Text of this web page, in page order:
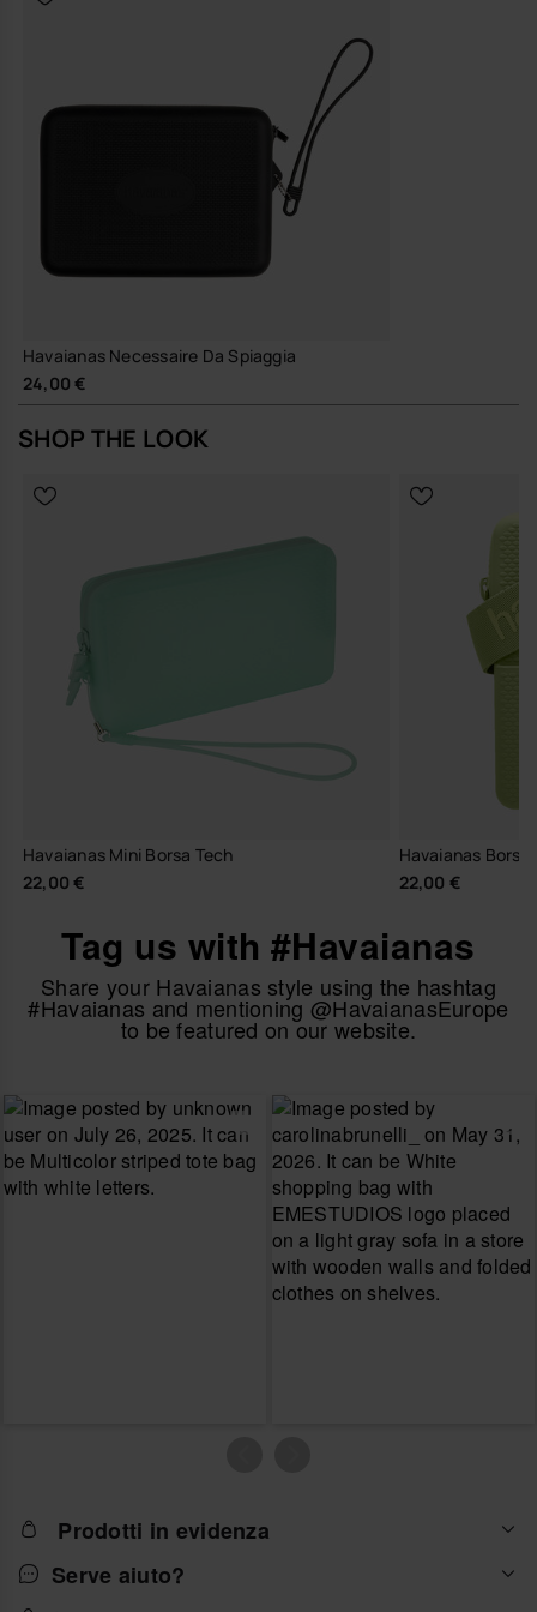
Qualità e durata
Silicone resistente e progettato per affrontare sabbia, salsedine
e uso quotidiano, così il tuo piccolo universo da spiaggia resta
È l’accessorio che non chiede attenzione, ma una volta al tuo polso
capisci che difficilmente ne farai a meno.
Acquista online su www.havaianas-store.com, il negozio ufficiale
Havaianas in Italia, e porta il tuo stile a un livello superiore.
Havaianas Necessaire Da Spiaggia
24,00 €
SHOP THE LOOK
Havaianas Mini Borsa Tech
22,00 €
Havaianas Borsa
22,00 €
Tag us with #Havaianas
Share your Havaianas style using the hashtag
#Havaianas and mentioning @HavaianasEurope
to be featured on our website.
Prodotti in evidenza
Serve aiuto?